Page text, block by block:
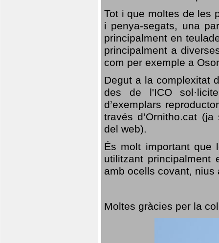
Tot i que moltes de les
i penya-segats, una
principalment en
principalment a
com per exemple a
Degut a la complexitat
des de l'ICO
d’exemplars
través d’Ornitho.cat
del web).
És molt important que
utilitzant
amb ocells covant,
Moltes gràcies per la